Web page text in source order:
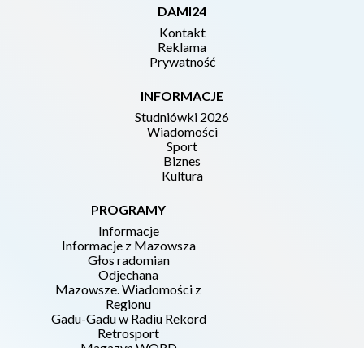
DAMI24
Kontakt
Reklama
Prywatność
INFORMACJE
Studniówki 2026
Wiadomości
Sport
Biznes
Kultura
PROGRAMY
Informacje
Informacje z Mazowsza
Głos radomian
Odjechana
Mazowsze. Wiadomości z
Regionu
Gadu-Gadu w Radiu Rekord
Retrosport